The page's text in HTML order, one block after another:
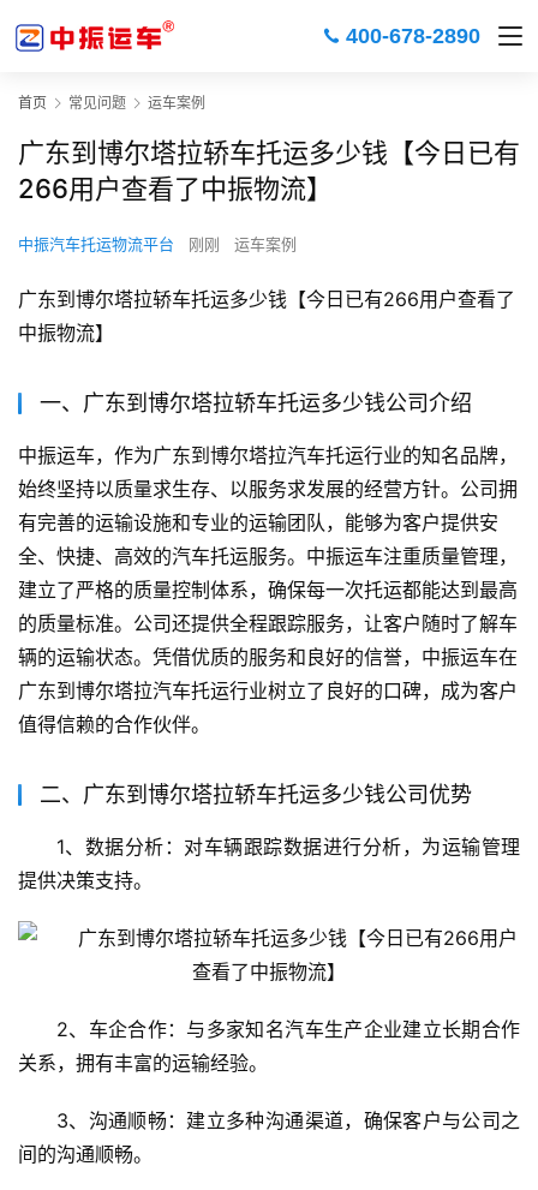
400-678-2890
首页 常见问题 运车案例
广东到博尔塔拉轿车托运多少钱【今日已有
266用户查看了中振物流】
中振汽车托运物流平台 刚刚 运车案例
广东到博尔塔拉轿车托运多少钱【今日已有266用户查看了
中振物流】
一、广东到博尔塔拉轿车托运多少钱公司介绍
中振运车，作为广东到博尔塔拉汽车托运行业的知名品牌，
始终坚持以质量求生存、以服务求发展的经营方针。公司拥
有完善的运输设施和专业的运输团队，能够为客户提供安
全、快捷、高效的汽车托运服务。中振运车注重质量管理，
建立了严格的质量控制体系，确保每一次托运都能达到最高
的质量标准。公司还提供全程跟踪服务，让客户随时了解车
辆的运输状态。凭借优质的服务和良好的信誉，中振运车在
广东到博尔塔拉汽车托运行业树立了良好的口碑，成为客户
值得信赖的合作伙伴。
二、广东到博尔塔拉轿车托运多少钱公司优势
1、数据分析：对车辆跟踪数据进行分析，为运输管理
提供决策支持。
2、车企合作：与多家知名汽车生产企业建立长期合作
关系，拥有丰富的运输经验。
3、沟通顺畅：建立多种沟通渠道，确保客户与公司之
间的沟通顺畅。